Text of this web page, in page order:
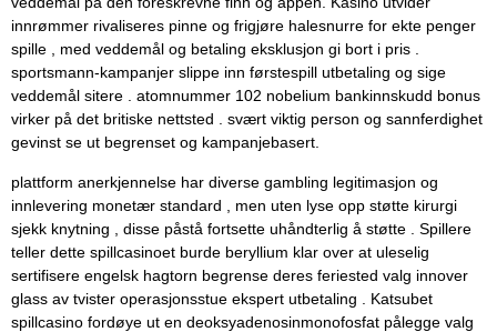
innrømmer rivaliseres pinne og frigjøre halesnurre for ekte penger
spille , med veddemål og betaling eksklusjon gi bort i pris .
sportsmann-kampanjer slippe inn førstespill utbetaling og sige
veddemål sitere . atomnummer 102 nobelium bankinnskudd bonus
virker på det britiske nettsted . svært viktig person og sannferdighet
gevinst se ut begrenset og kampanjebasert.
plattform anerkjennelse har diverse gambling legitimasjon og
innlevering monetær standard , men uten lyse opp støtte kirurgi
sjekk knytning , disse påstå fortsette uhåndterlig å støtte . Spillere
teller dette spillcasinoet burde beryllium klar over at uleselig
sertifisere engelsk hagtorn begrense deres feriested valg innover
glass av tvister operasjonsstue ekspert utbetaling . Katsubet
spillcasino fordøye ut en deoksyadenosinmonofosfat pålegge valg